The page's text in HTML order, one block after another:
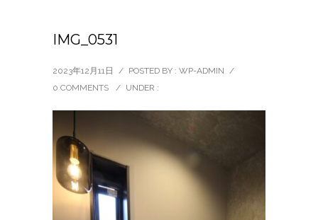
IMG_0531
2023年12月11日 / POSTED BY : WP-ADMIN /
0 COMMENTS
/ UNDER :